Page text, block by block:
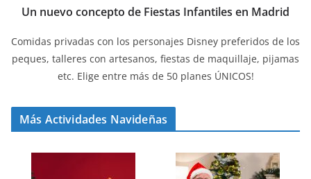
Un nuevo concepto de Fiestas Infantiles en Madrid
Comidas privadas con los personajes Disney preferidos de los
peques, talleres con artesanos, fiestas de maquillaje, pijamas
etc. Elige entre más de 50 planes ÚNICOS!
Más Actividades Navideñas